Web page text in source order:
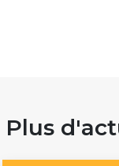
Plus